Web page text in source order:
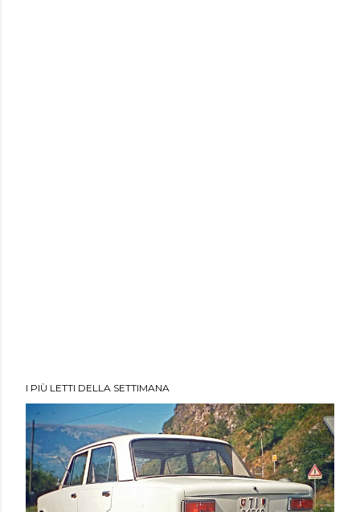
I PIÙ LETTI DELLA SETTIMANA